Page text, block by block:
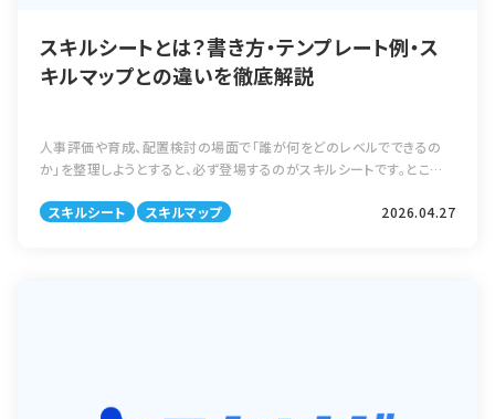
スキルシートとは？書き方・テンプレート例・ス
キルマップとの違いを徹底解説
人事評価や育成、配置検討の場面で「誰が何をどのレベルでできるの
か」を整理しようとすると、必ず登場するのがスキルシートです。ところ
混同されたまま運用が始ま […]
スキルシート スキルマップ 2026.04.27